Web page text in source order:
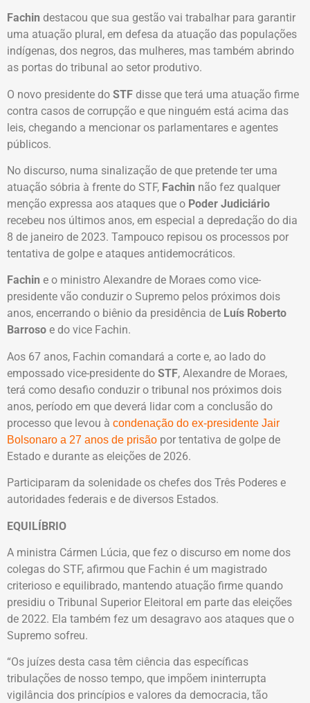
Fachin destacou que sua gestão vai trabalhar para garantir
uma atuação plural, em defesa da atuação das populações
indígenas, dos negros, das mulheres, mas também abrindo
as portas do tribunal ao setor produtivo.
O novo presidente do STF disse que terá uma atuação firme
contra casos de corrupção e que ninguém está acima das
leis, chegando a mencionar os parlamentares e agentes
públicos.
No discurso, numa sinalização de que pretende ter uma
atuação sóbria à frente do STF, Fachin não fez qualquer
menção expressa aos ataques que o Poder Judiciário
recebeu nos últimos anos, em especial a depredação do dia
8 de janeiro de 2023. Tampouco repisou os processos por
tentativa de golpe e ataques antidemocráticos.
Fachin e o ministro Alexandre de Moraes como vice-
presidente vão conduzir o Supremo pelos próximos dois
anos, encerrando o biênio da presidência de Luís Roberto
Barroso e do vice Fachin.
Aos 67 anos, Fachin comandará a corte e, ao lado do
empossado vice-presidente do STF, Alexandre de Moraes,
terá como desafio conduzir o tribunal nos próximos dois
anos, período em que deverá lidar com a conclusão do
processo que levou à condenação do ex-presidente Jair
Bolsonaro a 27 anos de prisão por tentativa de golpe de
Estado e durante as eleições de 2026.
Participaram da solenidade os chefes dos Três Poderes e
autoridades federais e de diversos Estados.
EQUILÍBRIO
A ministra Cármen Lúcia, que fez o discurso em nome dos
colegas do STF, afirmou que Fachin é um magistrado
criterioso e equilibrado, mantendo atuação firme quando
presidiu o Tribunal Superior Eleitoral em parte das eleições
de 2022. Ela também fez um desagravo aos ataques que o
Supremo sofreu.
“Os juízes desta casa têm ciência das específicas
tribulações de nosso tempo, que impõem ininterrupta
vigilância dos princípios e valores da democracia, tão